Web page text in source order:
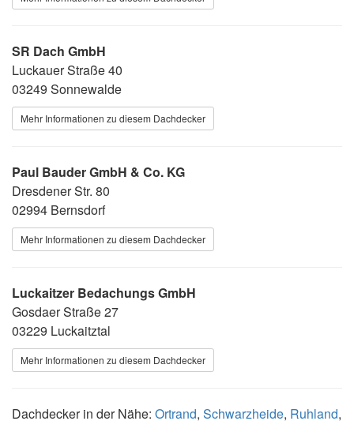
SR Dach GmbH
Luckauer Straße 40
03249 Sonnewalde
Mehr Informationen zu diesem Dachdecker
Paul Bauder GmbH & Co. KG
Dresdener Str. 80
02994 Bernsdorf
Mehr Informationen zu diesem Dachdecker
Luckaitzer Bedachungs GmbH
Gosdaer Straße 27
03229 Luckaitztal
Mehr Informationen zu diesem Dachdecker
Dachdecker in der Nähe: Ortrand, Schwarzheide, Ruhland,